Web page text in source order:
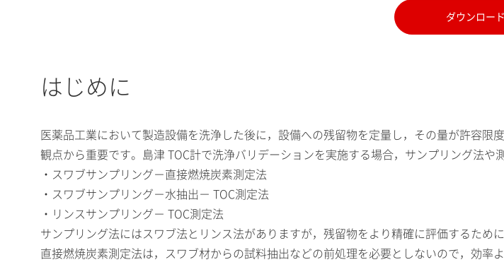
ダウンロード
はじめに
医薬品工業において製造設備を洗浄した後に，設備への残留物を定量し，その量が許容
観点から重要です。島津 TOC計で洗浄バリデーションを実施する場合，サンプリング法や
・スワブサンプリング－直接燃焼炭素測定法
・スワブサンプリング－水抽出－ TOC測定法
・リンスサンプリング－ TOC測定法
サンプリング法にはスワブ法とリンス法がありますが，残留物をより精確に評価するため
直接燃焼炭素測定法は，スワブ材からの試料抽出などの前処理を必要としないので，効率